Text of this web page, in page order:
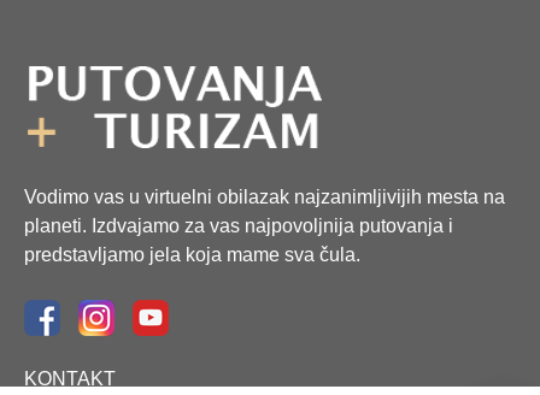
Vodimo vas u virtuelni obilazak najzanimljivijih mesta na
planeti. Izdvajamo za vas najpovoljnija putovanja i
predstavljamo jela koja mame sva čula.
KONTAKT